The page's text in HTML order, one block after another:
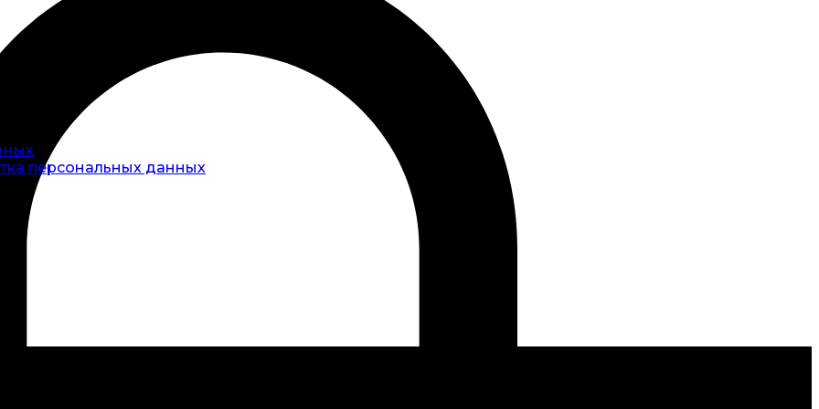
персональных данных